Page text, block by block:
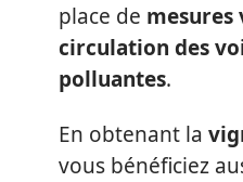
place de mesures
circulation des
polluantes.
En obtenant la
vous bénéficiez